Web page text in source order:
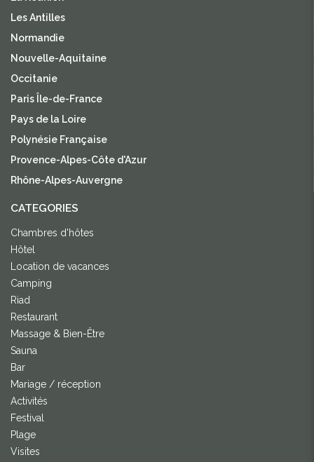
Les Antilles
Normandie
Nouvelle-Aquitaine
Occitanie
Paris Île-de-France
Pays de la Loire
Polynésie Française
Provence-Alpes-Côte d'Azur
Rhône-Alpes-Auvergne
CATEGORIES
Chambres d'hôtes
Hôtel
Location de vacances
Camping
Riad
Restaurant
Massage & Bien-Être
Sauna
Bar
Mariage / réception
Activités
Festival
Plage
Visites